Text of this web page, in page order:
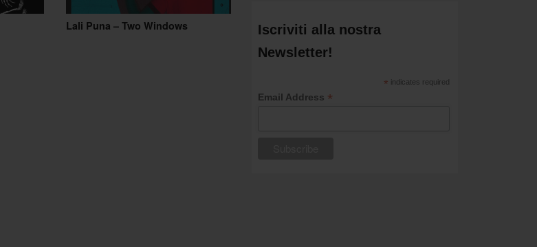
Lali Puna – Two Windows
Iscriviti alla nostra
Newsletter!
* indicates required
Email Address *